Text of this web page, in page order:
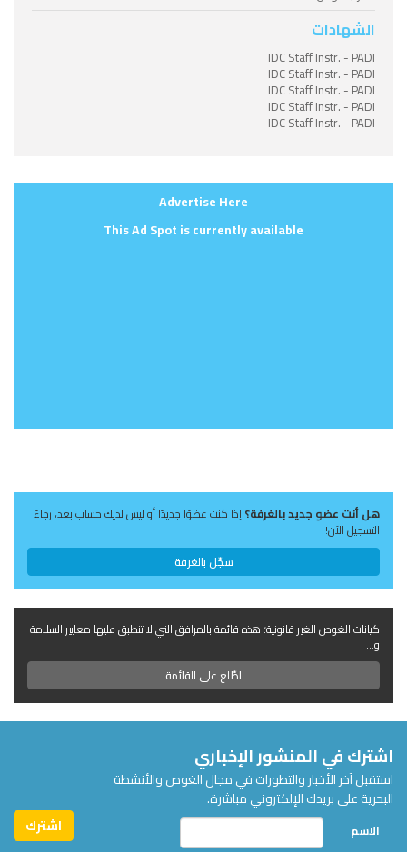
الشهادات
IDC Staff Instr. - PADI
IDC Staff Instr. - PADI
IDC Staff Instr. - PADI
IDC Staff Instr. - PADI
IDC Staff Instr. - PADI
Advertise Here
This Ad Spot is currently available
هل أنت عضو جديد بالغرفة؟إذا كنت عضوًا جديدًا أو ليس لديك حساب بعد، رجاءً
التسجيل الآن!
سجّل بالغرفة
كيانات الغوص الغير قانونية؛ هذه قائمة بالمرافق التي لا تنطبق عليها معايير السلامة
و...
اطّلع على القائمة
اشترك في المنشور الإخباري
استقبل آخر الأخبار والتطورات في مجال الغوص والأنشطة
البحرية على بريدك الإلكتروني مباشرة.
الاسم